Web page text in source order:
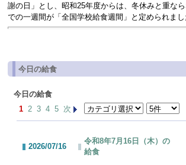
謝の日」とし、昭和25年度からは、冬休みと重な
での一週間が「全国学校給食週間」と定められまし
今日の給食
今日の給食
1 2 3 4 5 次
2026/07/16
令和8年7月16日（木）の
給食